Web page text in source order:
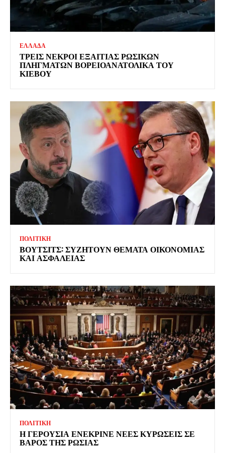
ΕΛΛΑΔΑ
ΤΡΕΙΣ ΝΕΚΡΟΙ ΕΞΑΙΤΙΑΣ ΡΩΣΙΚΩΝ
ΠΛΗΓΜΑΤΩΝ ΒΟΡΕΙΟΑΝΑΤΟΛΙΚΑ ΤΟΥ
ΚΙΕΒΟΥ
ΠΟΛΙΤΙΚΗ
ΒΟΥΤΣΙΤΣ: ΣΥΖΗΤΟΥΝ ΘΕΜΑΤΑ ΟΙΚΟΝΟΜΙΑΣ
ΚΑΙ ΑΣΦΑΛΕΙΑΣ
ΠΟΛΙΤΙΚΗ
Η ΓΕΡΟΥΣΙΑ ΕΝΕΚΡΙΝΕ ΝΕΕΣ ΚΥΡΩΣΕΙΣ ΣΕ
ΒΑΡΟΣ ΤΗΣ ΡΩΣΙΑΣ